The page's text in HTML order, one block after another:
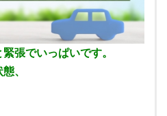
張でいっぱいです。
、